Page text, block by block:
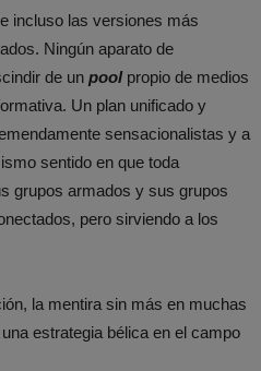
incluso las versiones más
Ningún aparato de
de un pool propio de medios
Un plan unificado y
sensacionalistas y a
sentido en que toda
grupos armados y sus grupos
pero sirviendo a los
la mentira sin más en muchas
estrategia bélica en el campo